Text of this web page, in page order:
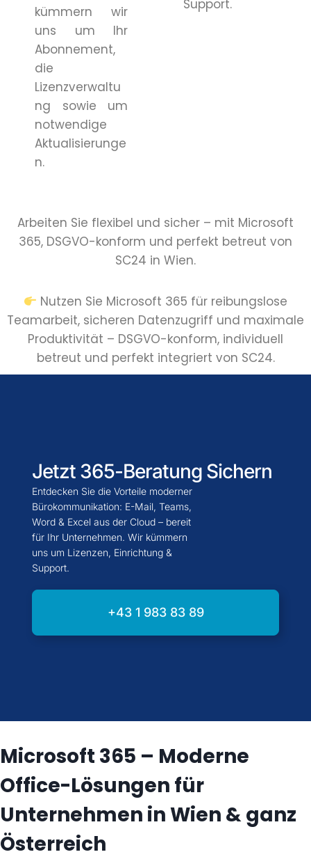
kümmern wir
uns um Ihr
Abonnement,
die
Lizenzverwaltu
ng sowie um
notwendige
Aktualisierunge
n.
Support.
Arbeiten Sie flexibel und sicher – mit Microsoft
365, DSGVO-konform und perfekt betreut von
SC24 in Wien.
Nutzen Sie Microsoft 365 für reibungslose
Teamarbeit, sicheren Datenzugriff und maximale
Produktivität – DSGVO-konform, individuell
betreut und perfekt integriert von SC24.
Jetzt 365-Beratung Sichern
Entdecken Sie die Vorteile moderner
Bürokommunikation: E-Mail, Teams,
Word & Excel aus der Cloud – bereit
für Ihr Unternehmen. Wir kümmern
uns um Lizenzen, Einrichtung &
Support.
+43 1 983 83 89
Microsoft 365 – Moderne
Office-Lösungen für
Unternehmen in Wien & ganz
Österreich